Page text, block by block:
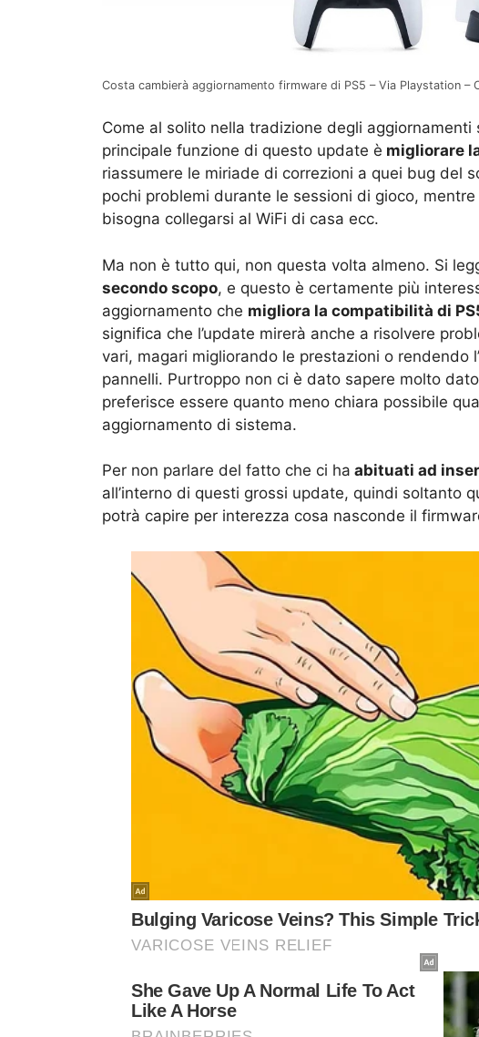
Costa cambierà aggiornamento firmware di PS5 – Via Playstation –
Come al solito nella tradizione degli
principale funzione di questo update è migliorare
riassumere le miriade di correzioni a quei bug del
pochi problemi durante le sessioni di gioco,
bisogna collegarsi al WiFi di casa ecc.
Ma non è tutto qui, non questa volta almeno. Si
secondo scopo, e questo è certamente più
aggiornamento che migliora la compatibilità di
significa che l’update mirerà anche a risolvere
vari, magari migliorando le prestazioni o rendendo
pannelli. Purtroppo non ci è dato sapere molto
preferisce essere quanto meno chiara possibile
aggiornamento di sistema.
Per non parlare del fatto che ci ha abituati ad
all’interno di questi grossi update, quindi soltanto
potrà capire per interezza cosa nasconde il